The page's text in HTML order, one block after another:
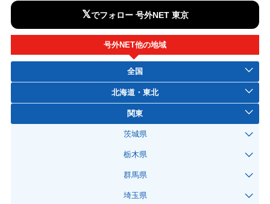
𝕏でフォロー 号外NET 東京
号外NET他の地域
全国
北海道・東北
関東
茨城県
栃木県
群馬県
埼玉県